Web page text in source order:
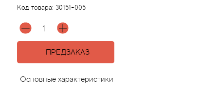
Код товара: 30151-005
ПРЕДЗАКАЗ
Основные характеристики
Agonist